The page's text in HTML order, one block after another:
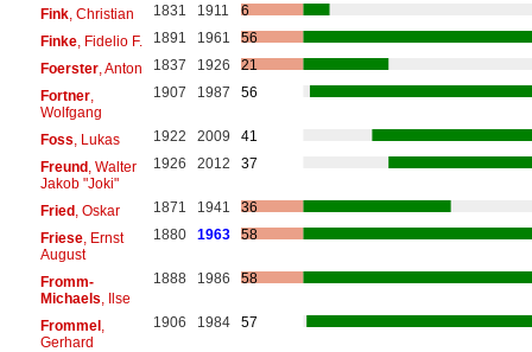
Fink, Christian 1831 1911
6
Finke, Fidelio F. 1891 1961
56
Foerster, Anton 1837 1926
21
Fortner,
Wolfgang
1907 1987 56
Foss , Lukas 1922 2009
41
Freund, Walter
Jakob "Joki"
1926 2012 37
Fried, Oskar 1871 1941
36
Friese, Ernst
August
1880 1963 58
Fromm-
Michaels , Ilse
1888 1986 58
Frommel,
Gerhard
1906 1984 57